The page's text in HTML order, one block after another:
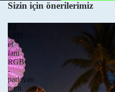
Sizin için önerilerimiz
LED
el
fanı
RGB
-
parlayan
parti